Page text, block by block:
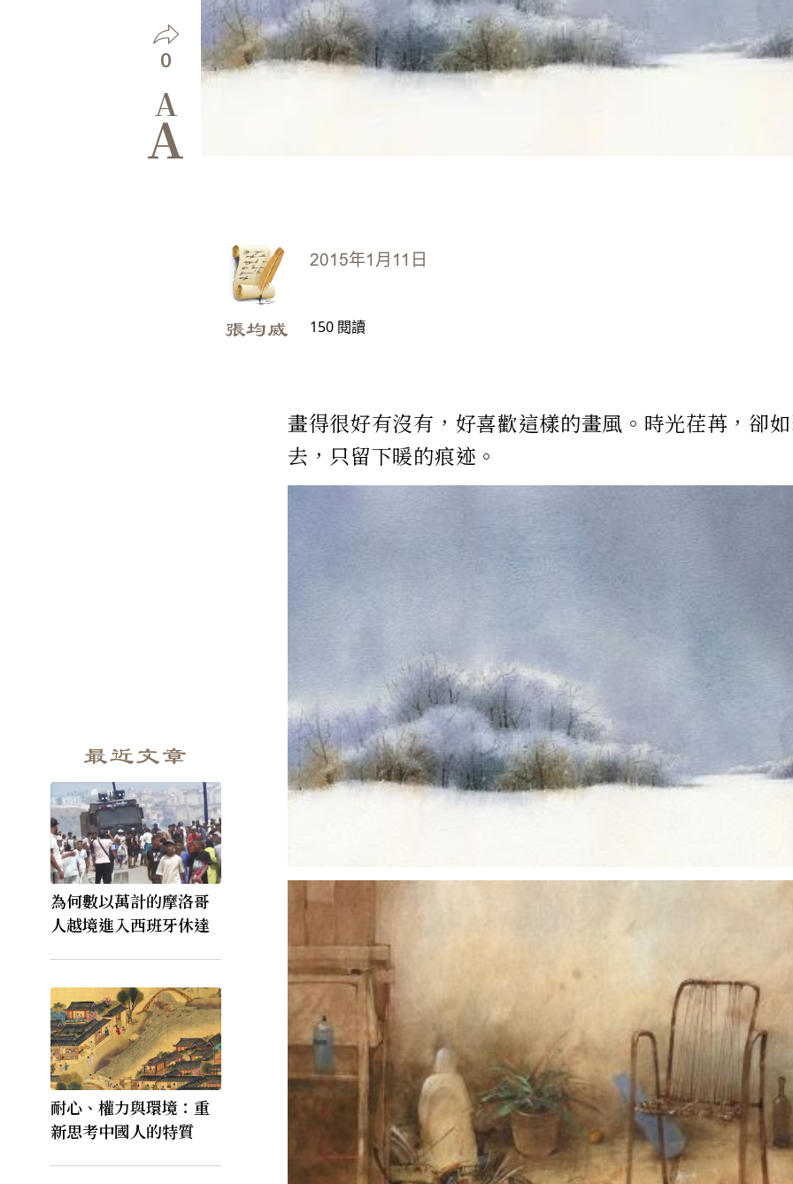
0
A
A
最近文章
為何數以萬計的摩洛哥
人越境進入西班牙休達
耐心、權力與環境：重
新思考中國人的特質
2015年1月11日
張均威 150 閱讀
畫得很好有沒有，好喜歡這樣的畫風。時光荏苒，卻
去，只留下暖的痕迹。